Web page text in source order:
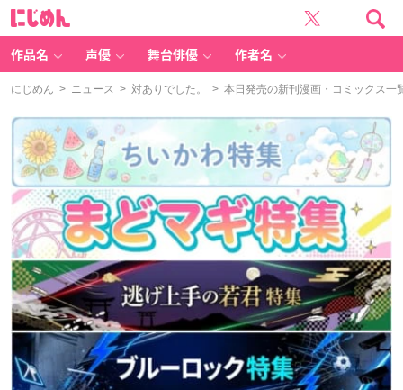
作品名 声優 舞台俳優 作者名
にじめん > ニュース > 対ありでした。 > 本日発売の新刊漫画・コミックス一